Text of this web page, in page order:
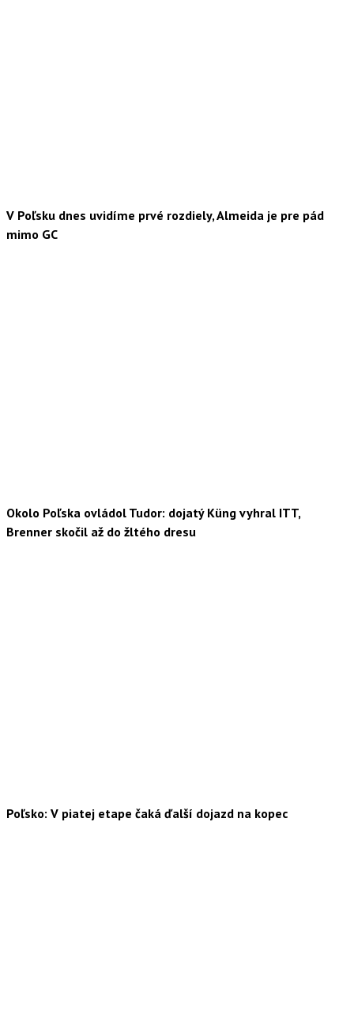
V Poľsku dnes uvidíme prvé rozdiely, Almeida je pre pád
mimo GC
Okolo Poľska ovládol Tudor: dojatý Küng vyhral ITT,
Brenner skočil až do žltého dresu
Poľsko: V piatej etape čaká ďalší dojazd na kopec